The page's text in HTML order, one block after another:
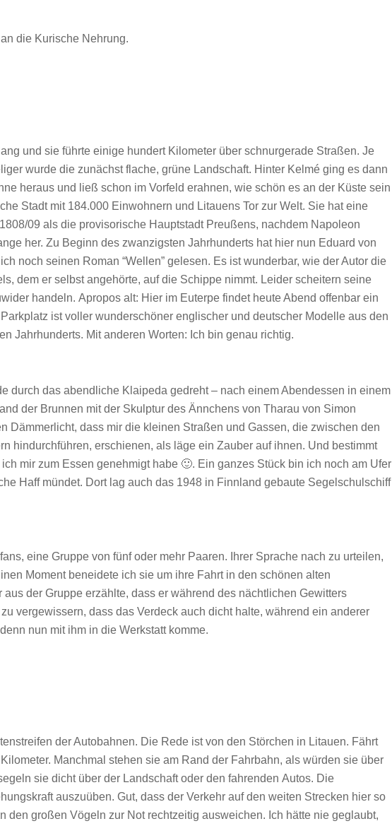
die Kurische Nehrung.
und sie führte einige hundert Kilometer über schnurgerade Straßen. Je
wurde die zunächst flache, grüne Landschaft. Hinter Kelmé ging es dann
heraus und ließ schon im Vorfeld erahnen, wie schön es an der Küste sein
Stadt mit 184.000 Einwohnern und Litauens Tor zur Welt. Sie hat eine
09 als die provisorische Hauptstadt Preußens, nachdem Napoleon
her. Zu Beginn des zwanzigsten Jahrhunderts hat hier nun Eduard von
noch seinen Roman “Wellen” gelesen. Es ist wunderbar, wie der Autor die
dem er selbst angehörte, auf die Schippe nimmt. Leider scheitern seine
handeln. Apropos alt: Hier im Euterpe findet heute Abend offenbar ein
ist voller wunderschöner englischer und deutscher Modelle aus den
Jahrhunderts. Mit anderen Worten: Ich bin genau richtig.
durch das abendliche Klaipeda gedreht – nach einem Abendessen in einem
der Brunnen mit der Skulptur des Ännchens von Tharau von Simon
Dämmerlicht, dass mir die kleinen Straßen und Gassen, die zwischen den
hindurchführen, erschienen, als läge ein Zauber auf ihnen. Und bestimmt
mir zum Essen genehmigt habe 🙂. Ein ganzes Stück bin ich noch am Ufer
Haff mündet. Dort lag auch das 1948 in Finnland gebaute Segelschulschiff
eine Gruppe von fünf oder mehr Paaren. Ihrer Sprache nach zu urteilen,
Moment beneidete ich sie um ihre Fahrt in den schönen alten
der Gruppe erzählte, dass er während des nächtlichen Gewitters
vergewissern, dass das Verdeck auch dicht halte, während ein anderer
nun mit ihm in die Werkstatt komme.
der Autobahnen. Die Rede ist von den Störchen in Litauen. Fährt
Manchmal stehen sie am Rand der Fahrbahn, als würden sie über
sie dicht über der Landschaft oder den fahrenden Autos. Die
auszuüben. Gut, dass der Verkehr auf den weiten Strecken hier so
den großen Vögeln zur Not rechtzeitig ausweichen. Ich hätte nie geglaubt,